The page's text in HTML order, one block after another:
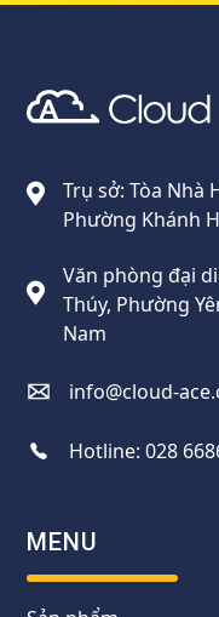
Trụ sở: Tòa Nhà
Phường Khánh
Văn phòng đại
Thúy, Phường
Nam
info@cloud-
Hotline:028
MENU